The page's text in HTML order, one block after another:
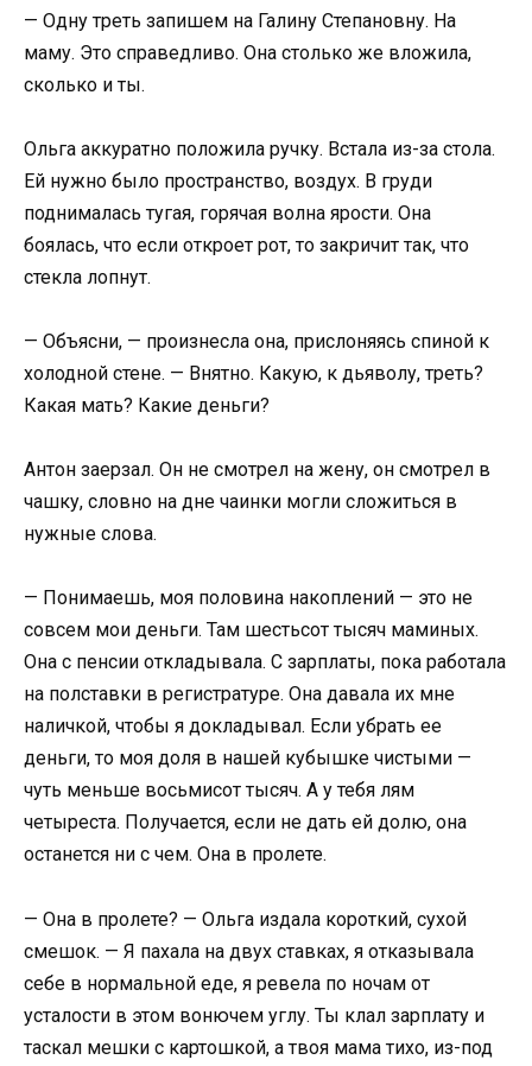
— Одну треть запишем на Галину Степановну. На
маму. Это справедливо. Она столько же вложила,
сколько и ты.
Ольга аккуратно положила ручку. Встала из-за стола.
Ей нужно было пространство, воздух. В груди
поднималась тугая, горячая волна ярости. Она
боялась, что если откроет рот, то закричит так, что
стекла лопнут.
— Объясни, — произнесла она, прислоняясь спиной к
холодной стене. — Внятно. Какую, к дьяволу, треть?
Какая мать? Какие деньги?
Антон заерзал. Он не смотрел на жену, он смотрел в
чашку, словно на дне чаинки могли сложиться в
нужные слова.
— Понимаешь, моя половина накоплений — это не
совсем мои деньги. Там шестьсот тысяч маминых.
Она с пенсии откладывала. С зарплаты, пока работала
на полставки в регистратуре. Она давала их мне
наличкой, чтобы я докладывал. Если убрать ее
деньги, то моя доля в нашей кубышке чистыми —
чуть меньше восьмисот тысяч. А у тебя лям
четыреста. Получается, если не дать ей долю, она
останется ни с чем. Она в пролете.
— Она в пролете? — Ольга издала короткий, сухой
смешок. — Я пахала на двух ставках, я отказывала
себе в нормальной еде, я ревела по ночам от
усталости в этом вонючем углу. Ты клал зарплату и
таскал мешки с картошкой, а твоя мама тихо, из-под